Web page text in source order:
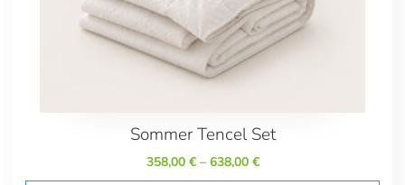
Sommer Tencel Set
358,00 €– 638,00 €